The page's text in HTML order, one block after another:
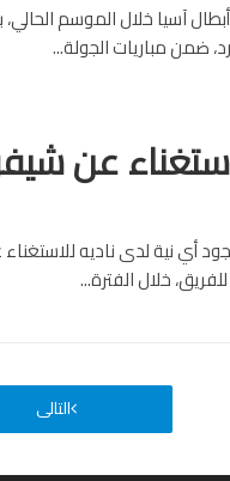
آسيا خلال الموسم
ضمن مباريات الجولة...
عن
أي نية لدى ناديه
خلال الفترة...
التالى